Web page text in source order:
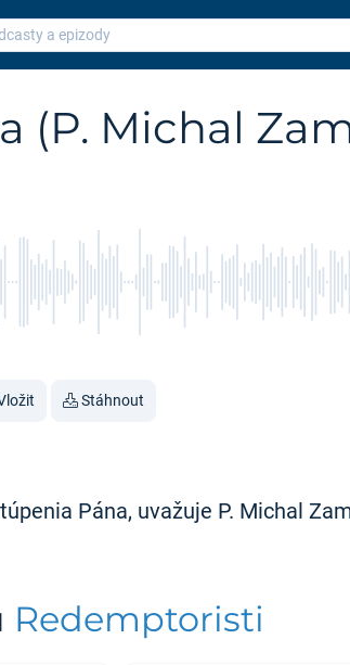
Michal
Stáhnout
Pána, uvažuje P. Michal
Redemptoristi